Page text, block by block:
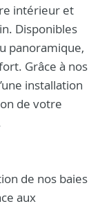
intérieur et
Disponibles
panoramique,
Grâce à nos
installation
de votre
de nos baies
aux